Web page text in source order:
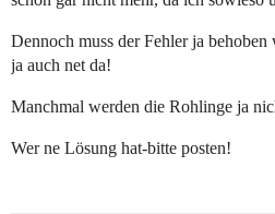
Dennoch muss der Fehler ja
ja auch net da!
Manchmal werden die Rohlinge ja
Wer ne Lösung hat-bitte posten!